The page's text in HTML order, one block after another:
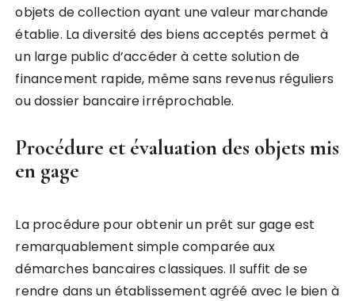
objets de collection ayant une valeur marchande
établie. La diversité des biens acceptés permet à
un large public d’accéder à cette solution de
financement rapide, même sans revenus réguliers
ou dossier bancaire irréprochable.
Procédure et évaluation des objets mis
en gage
La procédure pour obtenir un prêt sur gage est
remarquablement simple comparée aux
démarches bancaires classiques. Il suffit de se
rendre dans un établissement agréé avec le bien à